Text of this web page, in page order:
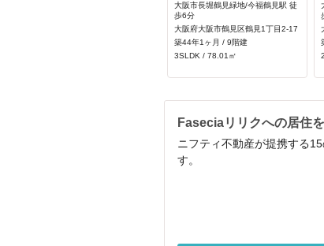
大阪市長堀鶴見緑地/今福鶴見駅 徒
歩6分
大阪府大阪市鶴見区鶴見1丁目2-17
築44年1ヶ月 / 9階建
3SLDK / 78.01㎡
Faseciaリリクへの居住
ニフティ不動産が提携する
す。